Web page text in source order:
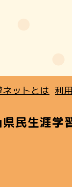
ットとは 利
民生涯学